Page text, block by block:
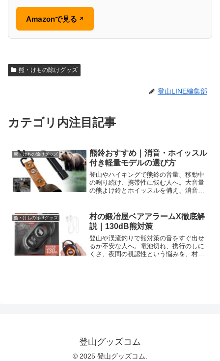
Amazonで見る ↗
熊・けもの除けグッズ
登山LINE編集部
カテゴリ内注目記事
熊・けもの除けグッズ
熊鈴おすすめ｜消音・ホイッスル
付き軽量モデルの選び方
登山やハイキングで熊鈴の音量、移動中
の鳴り続け、携帯性に悩む人へ。大音量
の熊よけ鈴とホイッスルを備え、消音機
を解説。装備に合うか確認し、購入判断
に役立てましょう。
熊・けもの除けグッズ
村の鍛冶屋ベアアラームX徹底解
説｜130dB熊対策
登山や渓流釣りで熊対策の音をすぐ出せ
るか不安な人へ。電池切れ、携行のしに
くさ、夜間の視認性という悩みを、村の
登山グッズコム
© 2025 登山グッズコム.